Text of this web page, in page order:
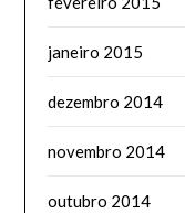
janeiro 2015
dezembro 2014
novembro 2014
outubro 2014